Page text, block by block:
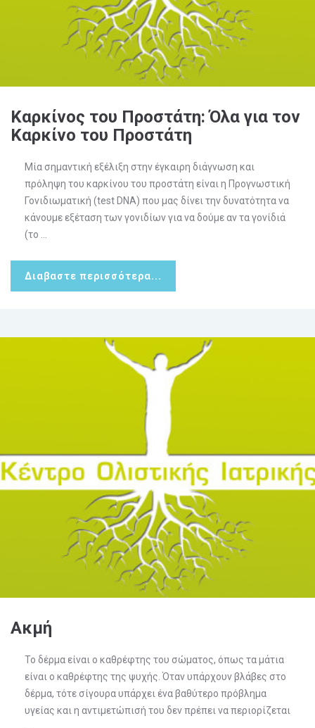
Καρκίνος του Προστάτη: Όλα για τον
Καρκίνο του Προστάτη
Μία σημαντική εξέλιξη στην έγκαιρη διάγνωση και
πρόληψη του καρκίνου του προστάτη είναι η Προγνωστική
Γονιδιωματική (test DNA) που μας δίνει την δυνατότητα να
κάνουμε εξέταση των γονιδίων για να δούμε αν τα γονίδιά
(το ...
Διαβαστε περισσότερα...
Ακμή
Το δέρμα είναι ο καθρέφτης του σώματος, όπως τα μάτια
είναι ο καθρέφτης της ψυχής. Όταν υπάρχουν βλάβες στο
δέρμα, τότε σίγουρα υπάρχει ένα βαθύτερο πρόβλημα
υγείας και η αντιμετώπισή του δεν πρέπει να περιορίζεται